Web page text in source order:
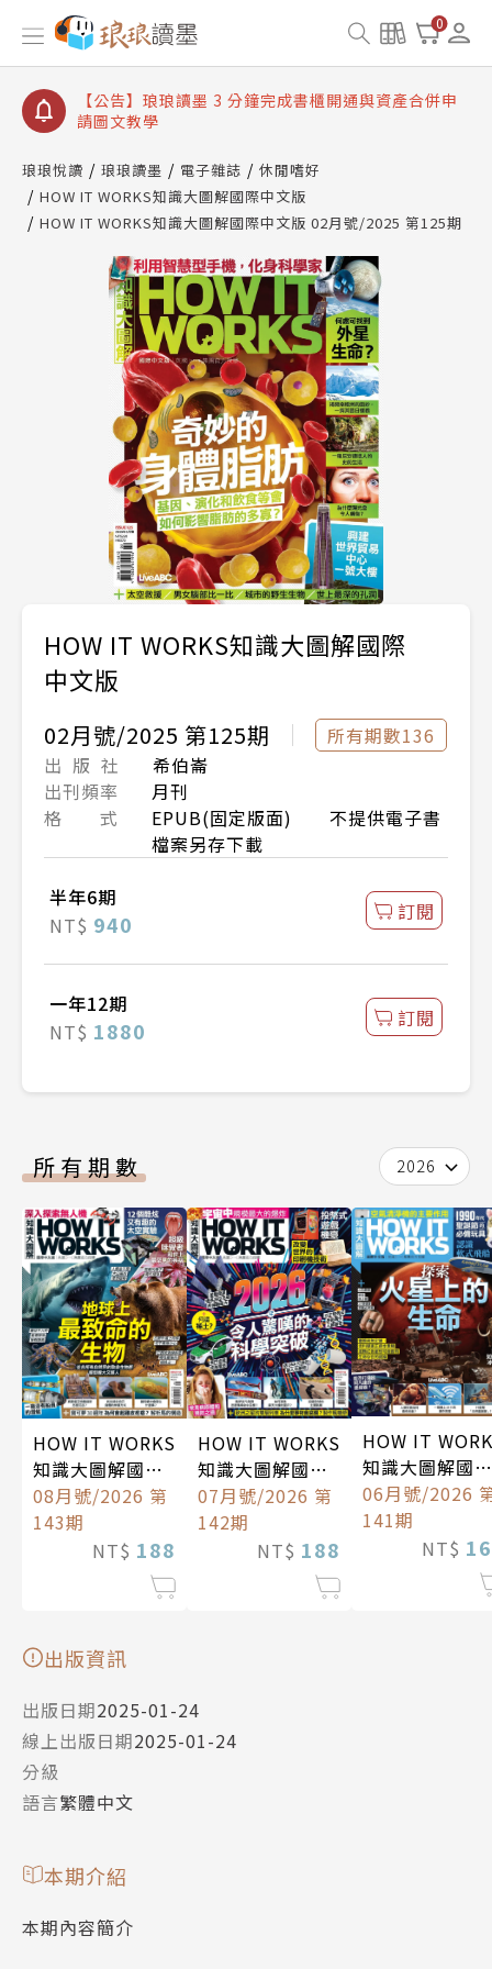
0
【公告】琅琅讀墨數位閱讀資產合併與書櫃開通申請
【公告】琅琅讀墨書櫃開通常見問題
【公告】琅琅讀墨 3 分鐘完成書櫃開通與資產合併申
請圖文教學
查詢
【公告】琅琅讀墨數位閱讀資產合併與書櫃開通申請
琅琅悅讀 琅琅讀墨 電子雜誌
休閒嗜好
HOW IT WORKS知識大圖解國際中文版
HOW IT WORKS知識大圖解國際中文版 02月號/2025 第125期
HOW IT WORKS知識大圖解國際
中文版
02月號/2025 第125期
所有期數136
出 版 社
希伯崙
出刊頻率
月刊
格 式
EPUB(固定版面) 不提供電子書
檔案另存下載
半年6期
NT$ 940 訂閱
一年12期
NT$ 1880 訂閱
所有期數 2026
HOW IT WORKS
知識大圖解國際
中文版
08月號/2026 第
143期
NT$ 188
HOW IT WORKS
知識大圖解國際
中文版
07月號/2026 第
142期
NT$ 188
HOW IT
知識大圖解國際
中文版
06月號/2026
141期
NT$
出版資訊
出版日期2025-01-24
線上出版日期2025-01-24
分級
語言繁體中文
本期介紹
本期內容簡介